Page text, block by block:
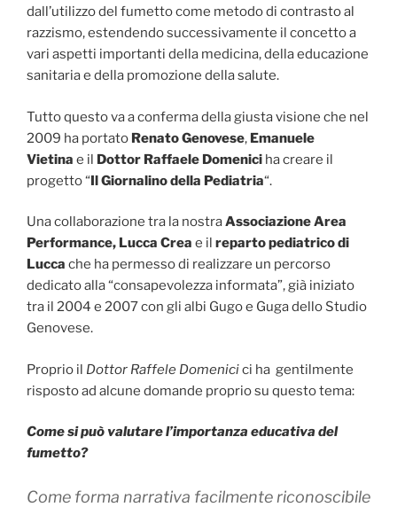
dall’utilizzo del fumetto come metodo di contrasto al
razzismo, estendendo successivamente il concetto a
vari aspetti importanti della medicina, della educazione
sanitaria e della promozione della salute.
Tutto questo va a conferma della giusta visione che nel
2009 ha portato Renato Genovese, Emanuele
Vietina e il Dottor Raffaele Domenici ha creare il
progetto “Il Giornalino della Pediatria“.
Una collaborazione tra la nostraAssociazione Area
Performance, Lucca Crea e il reparto pediatrico di
Lucca che ha permesso di realizzare un percorso
dedicato alla “consapevolezza informata”, già iniziato
tra il 2004 e 2007 con gli albi Gugo e Guga dello Studio
Genovese.
Proprio il Dottor Raffele Domenicici ha gentilmente
risposto ad alcune domande proprio su questo tema:
Come si può valutare l’importanza educativa del
fumetto?
Come forma narrativa facilmente riconoscibile